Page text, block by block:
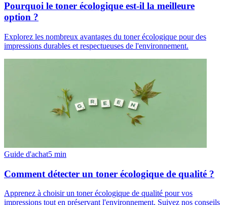
Pourquoi le toner écologique est-il la meilleure
option ?
Explorez les nombreux avantages du toner écologique pour des
impressions durables et respectueuses de l'environnement.
Guide d'achat5 min
Comment détecter un toner écologique de qualité ?
Apprenez à choisir un toner écologique de qualité pour vos
impressions tout en préservant l'environnement. Suivez nos conseils